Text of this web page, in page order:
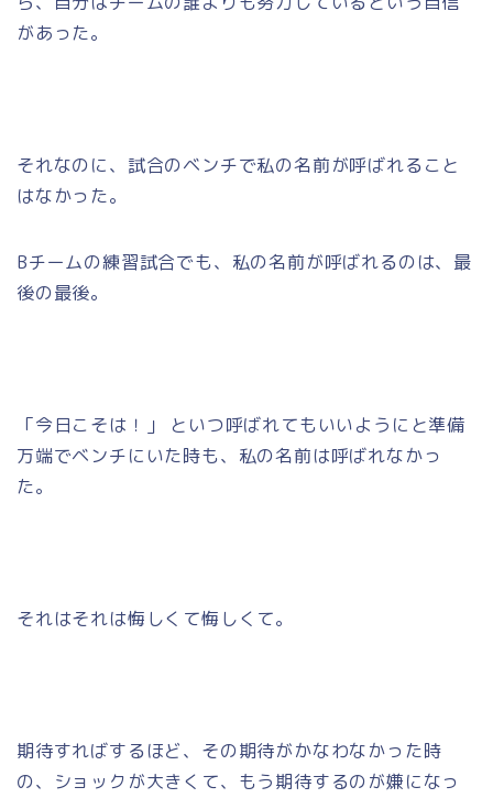
があった。
それなのに、試合のベンチで私の名前が呼ばれること
はなかった。
Bチームの練習試合でも、私の名前が呼ばれるのは、最
後の最後。
「今日こそは！」 といつ呼ばれてもいいようにと準備
万端でベンチにいた時も、私の名前は呼ばれなかっ
た。
それはそれは悔しくて悔しくて。
期待すればするほど、その期待がかなわなかった時
の、ショックが大きくて、もう期待するのが嫌になっ